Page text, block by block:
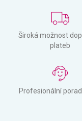
Široká možnost
plateb
Profesionální